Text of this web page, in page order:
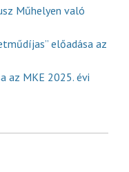
Műhelyen való
előadása az
az MKE 2025. évi